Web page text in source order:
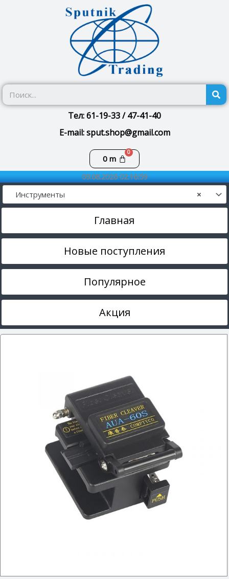
Тел: 61-19-33 / 47-41-40
E-mail: sput.shop@gmail.com
0m
Корзина
09.08.2026 02:16:59
×
Инструменты
Главная
Новые поступления
Популярное
Акция